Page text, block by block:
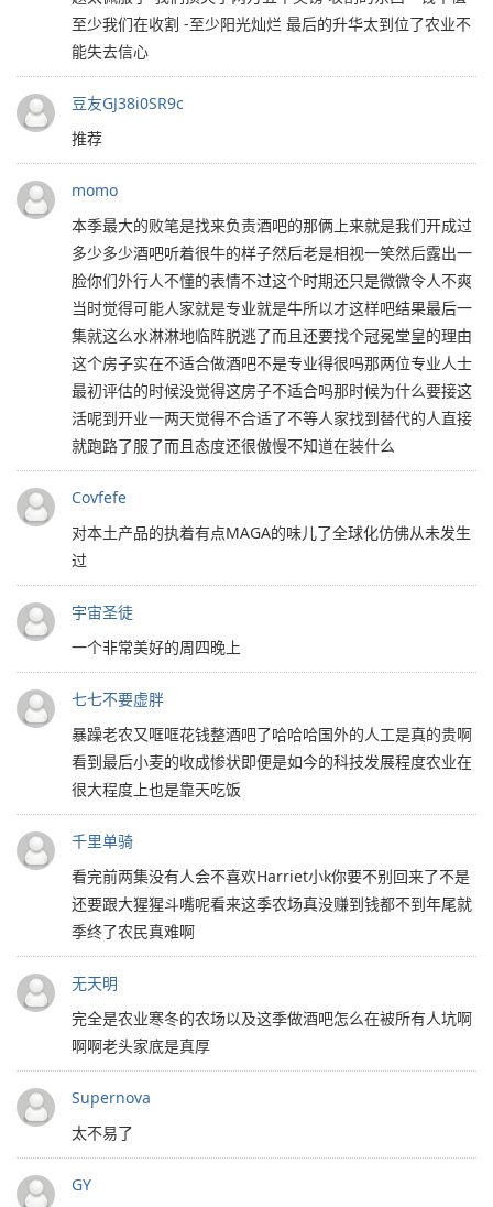
至少我们在收割 -至少阳光灿烂 最后的升华太到位了农业不
能失去信心
豆友GJ38i0SR9c
推荐
momo
本季最大的败笔是找来负责酒吧的那俩上来就是我们开成过
多少多少酒吧听着很牛的样子然后老是相视一笑然后露出一
脸你们外行人不懂的表情不过这个时期还只是微微令人不爽
当时觉得可能人家就是专业就是牛所以才这样吧结果最后一
集就这么水淋淋地临阵脱逃了而且还要找个冠冕堂皇的理由
这个房子实在不适合做酒吧不是专业得很吗那两位专业人士
最初评估的时候没觉得这房子不适合吗那时候为什么要接这
活呢到开业一两天觉得不合适了不等人家找到替代的人直接
就跑路了服了而且态度还很傲慢不知道在装什么
Covfefe
对本土产品的执着有点MAGA的味儿了全球化仿佛从未发生
过
宇宙圣徒
一个非常美好的周四晚上
七七不要虚胖
暴躁老农又哐哐花钱整酒吧了哈哈哈国外的人工是真的贵啊
看到最后小麦的收成惨状即便是如今的科技发展程度农业在
很大程度上也是靠天吃饭
千里单骑
看完前两集没有人会不喜欢Harriet小k你要不别回来了不是
还要跟大猩猩斗嘴呢看来这季农场真没赚到钱都不到年尾就
季终了农民真难啊
无天明
完全是农业寒冬的农场以及这季做酒吧怎么在被所有人坑啊
啊啊老头家底是真厚
Supernova
太不易了
GY